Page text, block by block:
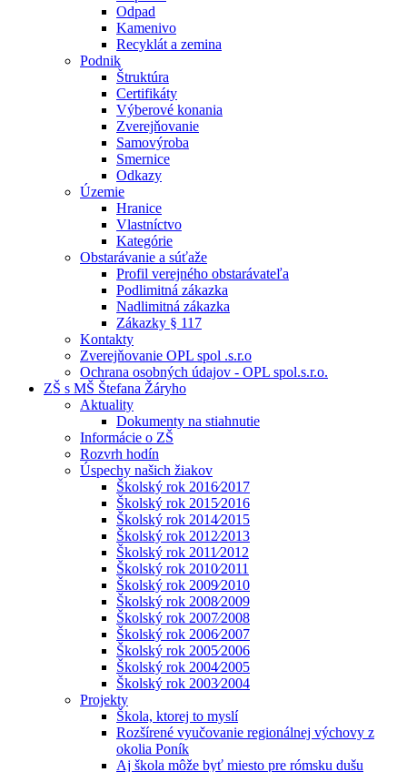
Odpad
Kamenivo
Recyklát a zemina
Podnik
Štruktúra
Certifikáty
Výberové konania
Zverejňovanie
Samovýroba
Smernice
Odkazy
Územie
Hranice
Vlastníctvo
Kategórie
Obstarávanie a súťaže
Profil verejného obstarávateľa
Podlimitná zákazka
Nadlimitná zákazka
Zákazky § 117
Kontakty
Zverejňovanie OPL spol .s.r.o
Ochrana osobných údajov - OPL spol.s.r.o.
ZŠ s MŠ Štefana Žáryho
Aktuality
Dokumenty na stiahnutie
Informácie o ZŠ
Rozvrh hodín
Úspechy našich žiakov
Školský rok 2016⁄2017
Školský rok 2015⁄2016
Školský rok 2014⁄2015
Školský rok 2012⁄2013
Školský rok 2011⁄2012
Školský rok 2010⁄2011
Školský rok 2009⁄2010
Školský rok 2008⁄2009
Školský rok 2007⁄2008
Školský rok 2006⁄2007
Školský rok 2005⁄2006
Školský rok 2004⁄2005
Školský rok 2003⁄2004
Projekty
Škola, ktorej to myslí
Rozšírené vyučovanie regionálnej výchovy z
okolia Poník
Aj škola môže byť miesto pre rómsku dušu